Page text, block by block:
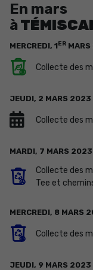
En mars
à
MERCREDI, 1ER MARS
Collecte des
JEUDI, 2 MARS 2023
Collecte des
MARDI, 7 MARS 2023
Collecte des
Tee et
MERCREDI, 8 MARS
Collecte des
JEUDI, 9 MARS 2023